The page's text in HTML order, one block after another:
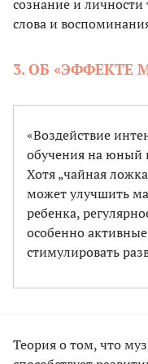
сознание и личности
слова и
3. ОБ «ЭФФЕКТЕ
«Воздействие
обучения на юный
Хотя „чайная
может улучшить
ребенка,
особенно
стимулировать
Теория о том, что